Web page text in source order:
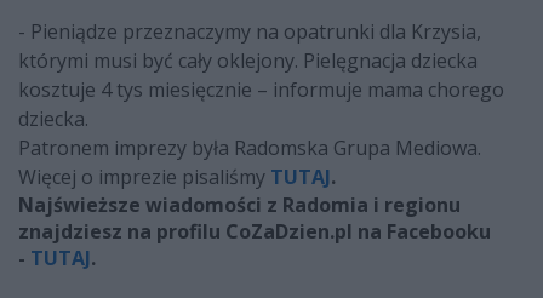
- Pieniądze przeznaczymy na opatrunki dla Krzysia,
którymi musi być cały oklejony. Pielęgnacja dziecka
kosztuje 4 tys miesięcznie – informuje mama chorego
dziecka.
Patronem imprezy była Radomska Grupa Mediowa.
Więcej o imprezie pisaliśmy TUTAJ.
Najświeższe wiadomości z Radomia i regionu
znajdziesz na profilu CoZaDzien.pl na Facebooku
- TUTAJ.